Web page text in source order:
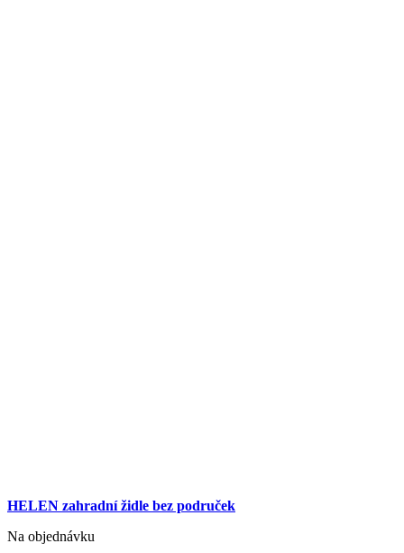
HELEN zahradní židle bez područek
Na objednávku